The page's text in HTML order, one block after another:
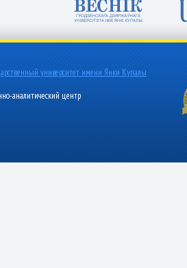
университет имени Янки Купалы
аналитический центр